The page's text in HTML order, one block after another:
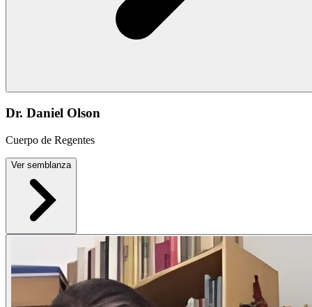
Dr. Daniel Olson
Cuerpo de Regentes
Ver semblanza